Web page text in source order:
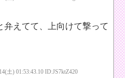
弁えてて、上向けて撃って
土) 01:53:43.10 ID:JS7ktZ420